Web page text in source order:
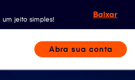
um jeito simples!
Baixar
Abra sua conta